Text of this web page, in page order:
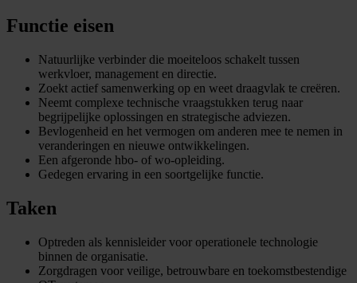
Functie eisen
Natuurlijke verbinder die moeiteloos schakelt tussen
werkvloer, management en directie.
Zoekt actief samenwerking op en weet draagvlak te creëren.
Neemt complexe technische vraagstukken terug naar
begrijpelijke oplossingen en strategische adviezen.
Bevlogenheid en het vermogen om anderen mee te nemen in
veranderingen en nieuwe ontwikkelingen.
Een afgeronde hbo- of wo-opleiding.
Gedegen ervaring in een soortgelijke functie.
Taken
Optreden als kennisleider voor operationele technologie
binnen de organisatie.
Zorgdragen voor veilige, betrouwbare en toekomstbestendige